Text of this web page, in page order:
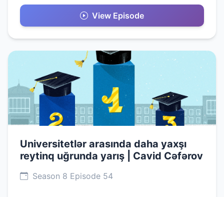
View Episode
Universitetlər arasında daha yaxşı
reytinq uğrunda yarış | Cavid Cəfərov
Season 8 Episode 54